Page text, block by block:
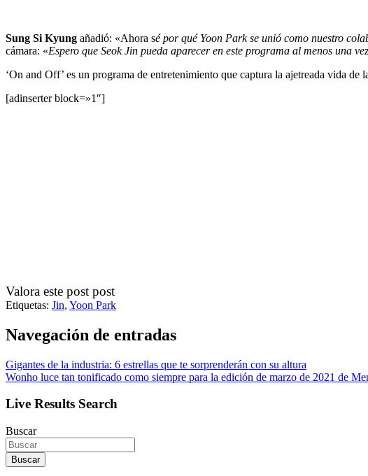
Sung Si Kyung añadió: «Ahora sé por qué Yoon Park se unió como nuestro
cámara: «Espero que Seok Jin pueda aparecer en este programa al menos una vez
‘On and Off’ es un programa de entretenimiento que captura la ajetreada vida
[adinserter block=»1″]
Valora este post post
Etiquetas: Jin, Yoon Park
Navegación de entradas
Gigantes de la industria: 6 estrellas que te sorprenderán con su altura
Wonho luce tan tonificado como siempre para la edición de marzo de 2021 de
Live Results Search
Buscar
Buscar